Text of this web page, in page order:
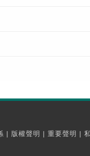
| 版權聲明 | 重要聲明 |